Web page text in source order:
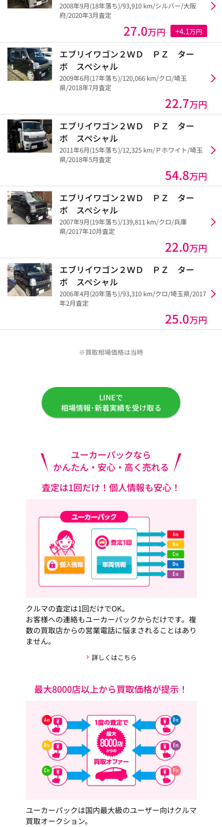
2008年9月(18年落ち)/93,910 km/シルバー/大阪
府/2020年3月査定
27.0万円 +4.1万円
エブリイワゴン２ＷＤ ＰＺ ター
ボ スペシャル
2009年6月(17年落ち)/120,066 km/クロ/埼玉
県/2018年7月査定
22.7万円
エブリイワゴン２ＷＤ ＰＺ ター
ボ スペシャル
2011年6月(15年落ち)/12,325 km/Ｐホワイト/埼玉
県/2018年5月査定
54.8万円
エブリイワゴン２ＷＤ ＰＺ ター
ボ スペシャル
2007年9月(19年落ち)/139,811 km/クロ/兵庫
県/2017年10月査定
22.0万円
エブリイワゴン２ＷＤ ＰＺ ター
ボ スペシャル
2006年4月(20年落ち)/93,310 km/クロ/埼玉県/2017
年2月査定
25.0万円
※買取相場価格は当時
LINEで
相場情報･新着実績を受け取る
ユーカーパックなら
かんたん・安心・高く売れる
査定は1回だけ！個人情報も安心！
クルマの査定は1回だけでOK。
お客様への連絡もユーカーパックからだけです。複
数の買取店からの営業電話に悩まされることはあり
ません。
詳しくはこちら
最大8000店以上から買取価格が提示！
ユーカーパックは国内最大級のユーザー向けクルマ
買取オークション。